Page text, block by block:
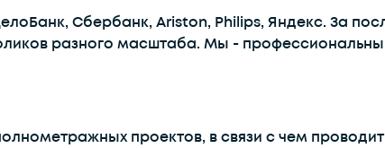
Сбербанк, Ariston, Philips, Яндекс. За
разного масштаба. Мы -
проектов, в связи с чем